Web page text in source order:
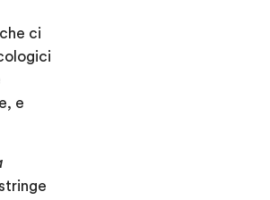
ci
e
stringe